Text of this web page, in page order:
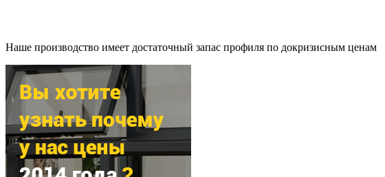
Наше производство имеет достаточный запас профиля по докризисным ценам